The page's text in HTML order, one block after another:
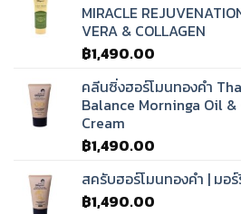
MIRACLE
VERA & COLLAGEN
฿1,490.00
คลีนซิ่งฮอร์โมนทองคำ
Balance Morninga Oil
Cream
฿1,490.00
สครับฮอร์โมนทองคำ | มอ
฿1,490.00